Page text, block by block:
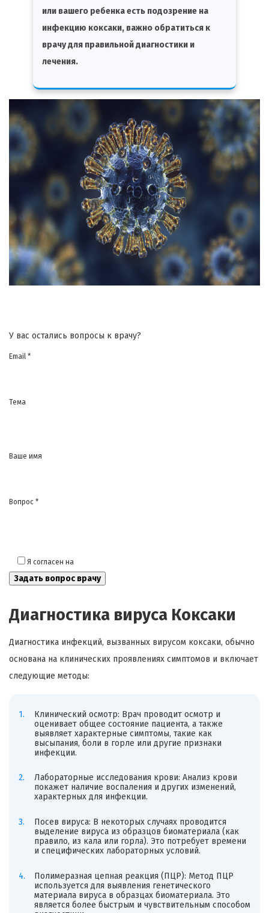
или вашего ребенка есть подозрение на
инфекцию коксаки, важно обратиться к
врачу для правильной диагностики и
лечения.
У вас остались вопросы к врачу?
Email *
Тема
Ваше имя
Вопрос *
Я согласен на
Диагностика вируса Коксаки
Диагностика инфекций, вызванных вирусом коксаки, обычно
основана на клинических проявлениях симптомов и включает
следующие методы:
Клинический осмотр: Врач проводит осмотр и
оценивает общее состояние пациента, а также
выявляет характерные симптомы, такие как
высыпания, боли в горле или другие признаки
инфекции.
Лабораторные исследования крови: Анализ крови
покажет наличие воспаления и других изменений,
характерных для инфекции.
Посев вируса: В некоторых случаях проводится
выделение вируса из образцов биоматериала (как
правило, из кала или горла). Это потребует времени
и специфических лабораторных условий.
Полимеразная цепная реакция (ПЦР): Метод ПЦР
используется для выявления генетического
материала вируса в образцах биоматериала. Это
является более быстрым и чувствительным способом